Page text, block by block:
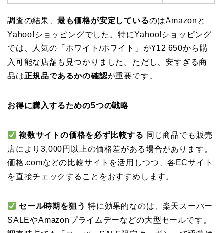
調査の結果、 最も価格が安定しているのはAmazonと
Yahoo!ショッピングでした。特にYahoo!ショッピング
では、人気の「ホワイト/ホワイト」が¥12,650から購
入可能な店舗も見つかりました。ただし、安すぎる商
品は正規品であるかの確認が重要です。
お得に購入するための5つの戦略
複数サイトの価格を必ず比較する 同じ商品でも販売
店により3,000円以上の価格差がある場合があります。
価格.comなどの比較サイトを活用しつつ、各ECサイト
を直接チェックすることをおすすめします。
セール時期を狙う 特に効果的なのは、楽天スーパー
SALEやAmazonプライムデーなどの大型セールです。